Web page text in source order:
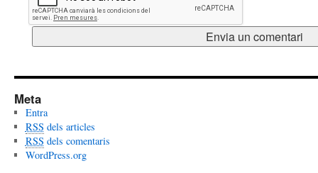
Meta
Entra
RSS dels articles
RSS dels comentaris
WordPress.org